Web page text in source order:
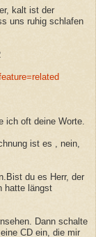
kalt ist der
uns ruhig schlafen
ich oft deine Worte.
ist es , nein,
du es Herr, der
hatte längst
Dann schalte
CD ein, die mir